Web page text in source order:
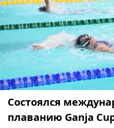
Состоялся
плаванию Ganja